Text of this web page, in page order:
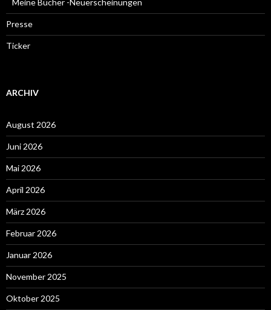
Meine Bücher -Neuerscheinungen
Presse
Ticker
ARCHIV
August 2026
Juni 2026
Mai 2026
April 2026
März 2026
Februar 2026
Januar 2026
November 2025
Oktober 2025